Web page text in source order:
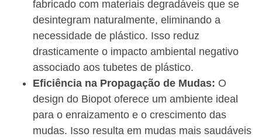
fabricado com materiais degradáveis que se
desintegram naturalmente, eliminando a
necessidade de plástico. Isso reduz
drasticamente o impacto ambiental negativo
associado aos tubetes de plástico.
Eficiência na Propagação de Mudas: O
design do Biopot oferece um ambiente ideal
para o enraizamento e o crescimento das
mudas. Isso resulta em mudas mais saudáveis